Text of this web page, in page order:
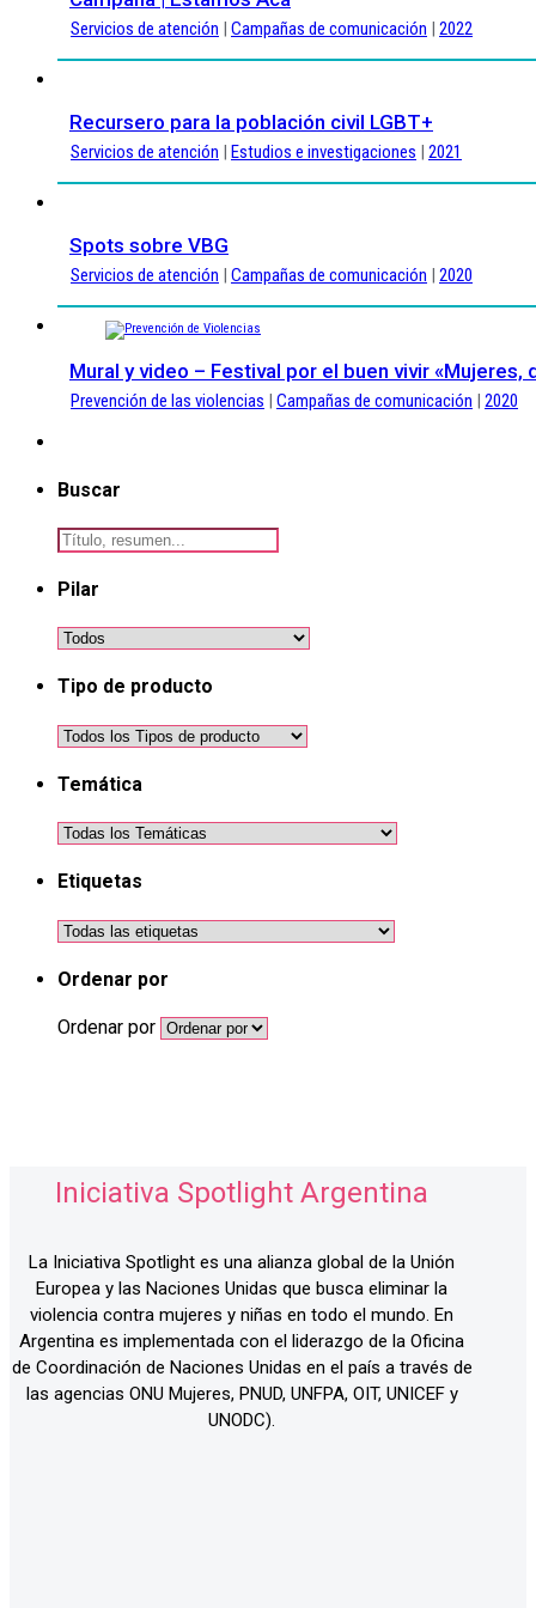
Servicios de atención | Campañas de comunicación | 2022
Recursero para la población civil LGBT+
Servicios de atención | Estudios e investigaciones | 2021
Spots sobre VBG
Servicios de atención | Campañas de comunicación | 2020
Mural y video – Festival por el buen vivir «Mujeres,
Prevención de las violencias | Campañas de comunicación | 2020
Buscar
Pilar
Tipo de producto
Temática
Etiquetas
Ordenar por
Ordenar por
Iniciativa Spotlight Argentina
La Iniciativa Spotlight es una alianza global de la Unión
Europea y las Naciones Unidas que busca eliminar la
violencia contra mujeres y niñas en todo el mundo. En
Argentina es implementada con el liderazgo de la Oficina
de Coordinación de Naciones Unidas en el país a través de
las agencias ONU Mujeres, PNUD, UNFPA, OIT, UNICEF y
UNODC).